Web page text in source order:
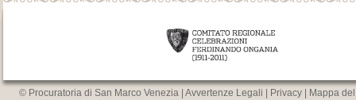
© Procuratoria di San Marco Venezia | Avvertenze Legali Privacy Mappa